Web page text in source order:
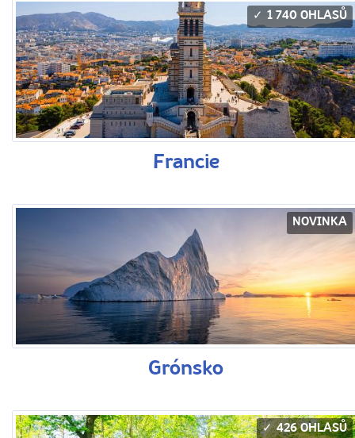
1 740 OHLASŮ
Francie
NOVINKA
Grónsko
426 OHLASŮ